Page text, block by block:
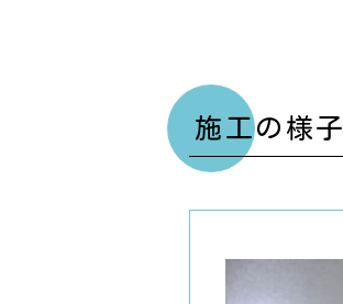
施工の様子